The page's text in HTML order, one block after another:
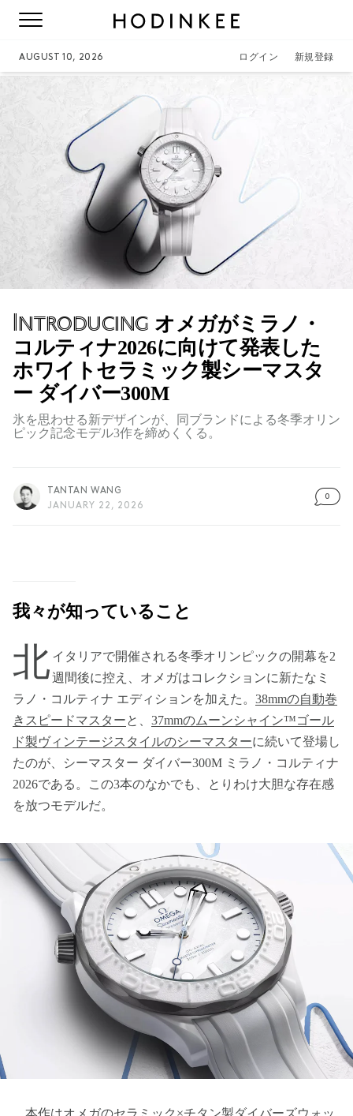
AUGUST 10, 2026 ログイン 新規登録
Introducing オメガがミラノ・
コルティナ2026に向けて発表した
ホワイトセラミック製シーマスタ
ー ダイバー300M
氷を思わせる新デザインが、同ブランドによる冬季オリン
ピック記念モデル3作を締めくくる。
TANTAN WANG
JANUARY 22, 2026
0
我々が知っていること
北 イタリアで開催される冬季オリンピックの開幕を2
週間後に控え、オメガはコレクションに新たなミ
ラノ・コルティナ エディションを加えた。 38mmの自動巻
きスピードマスターと、 37mmのムーンシャイン™ゴール
ド製ヴィンテージスタイルのシーマスターに続いて登場し
たのが、シーマスター ダイバー300M ミラノ・コルティナ
2026である。この3本のなかでも、とりわけ大胆な存在感
を放つモデルだ。
本作はオメガのセラミック×チタン製ダイバーズウォッ